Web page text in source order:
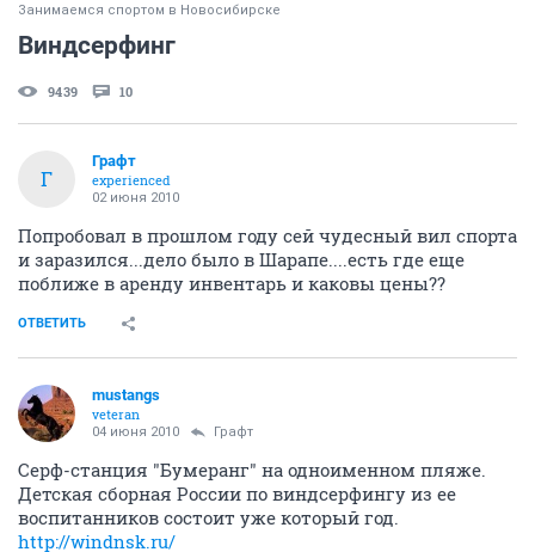
Занимаемся спортом в Новосибирске
Виндсерфинг
9439 10
Г
Графт
experienced
02 июня 2010
Попробовал в прошлом году сей чудесный вил спорта
и заразился...дело было в Шарапе....есть где еще
поближе в аренду инвентарь и каковы цены??
ОТВЕТИТЬ
mustangs
veteran
04 июня 2010 Графт
Серф-станция "Бумеранг" на одноименном пляже.
Детская сборная России по виндсерфингу из ее
воспитанников состоит уже который год.
http://windnsk.ru/